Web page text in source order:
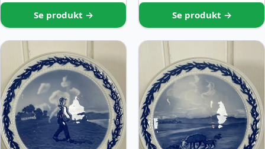
Se produkt → Se produkt →